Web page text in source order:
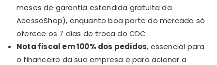
meses de garantia estendida gratuita da
AcessoShop), enquanto boa parte do mercado só
oferece os 7 dias de troca do CDC.
Nota fiscal em 100% dos pedidos, essencial para
o financeiro da sua empresa e para acionar a